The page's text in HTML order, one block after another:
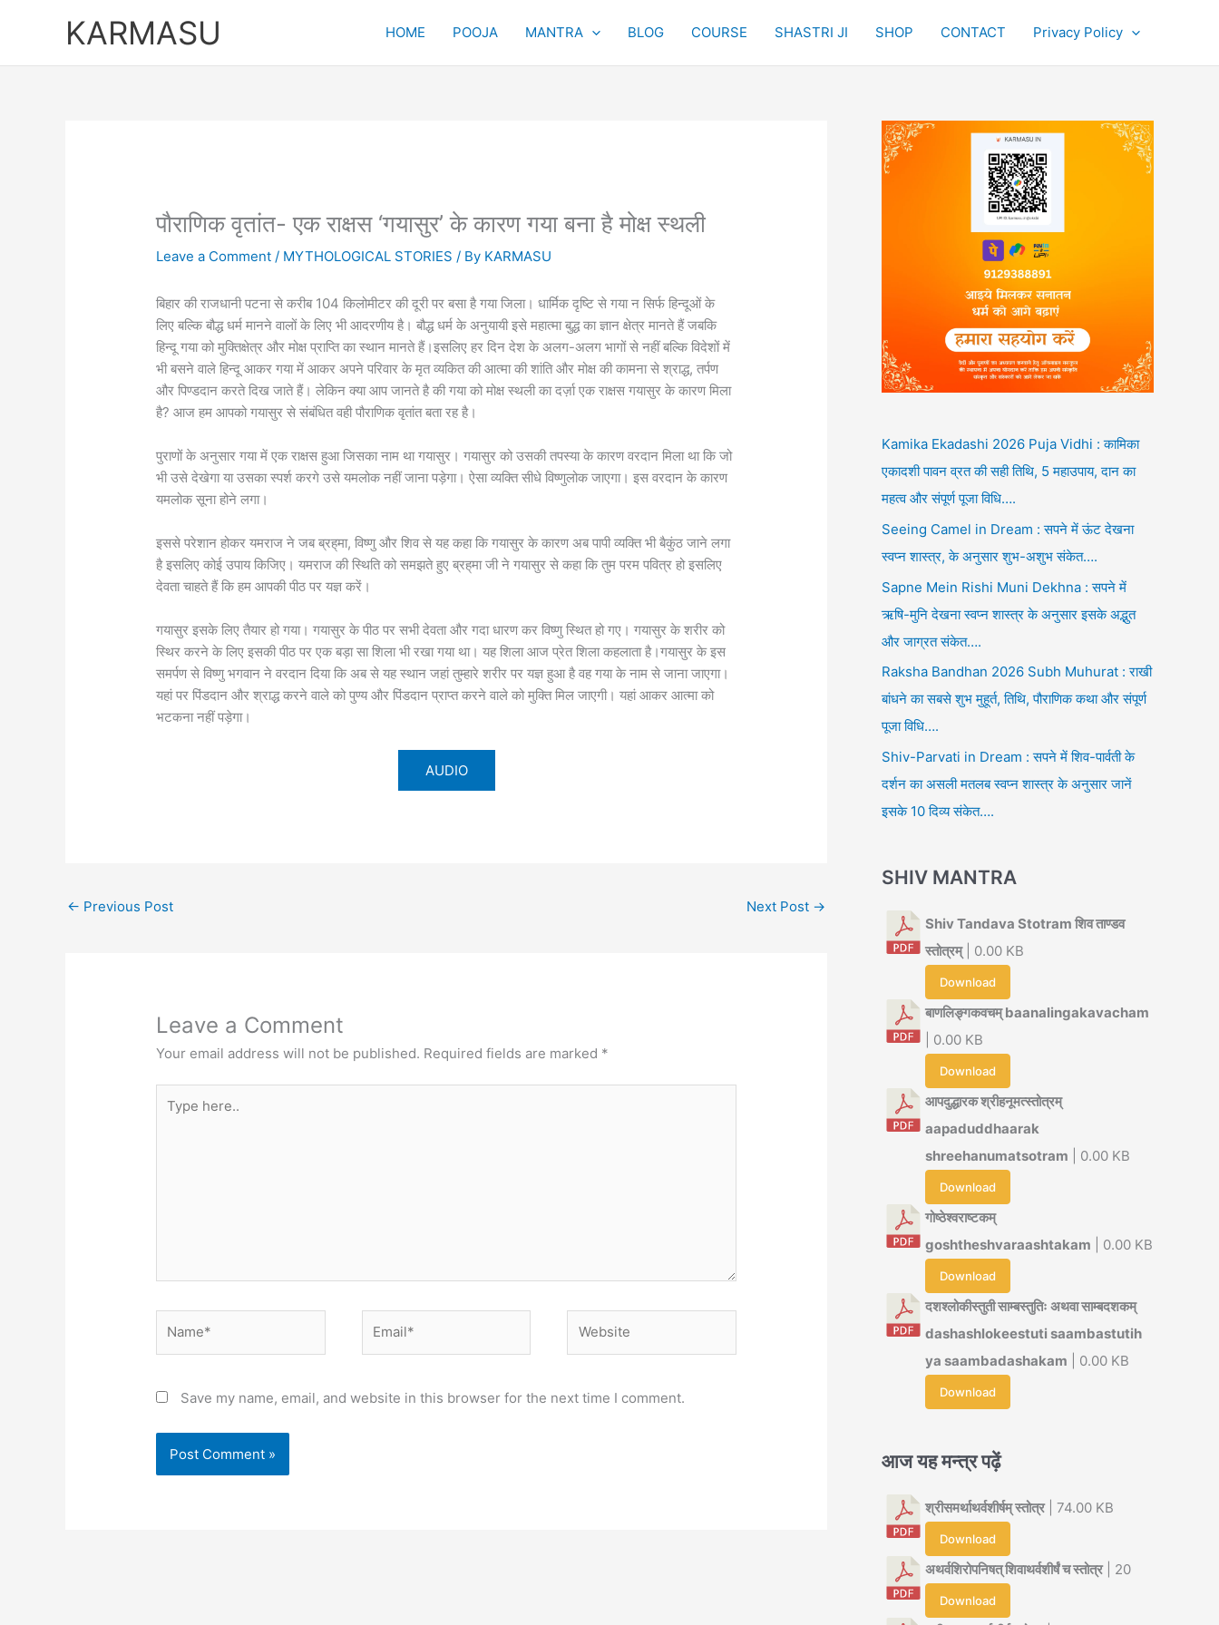
KARMASU HOME POOJA MANTRA BLOG COURSE SHASTRI JI SHOP CONTACT Privacy Policy
पौराणिक वृतांत- एक राक्षस ‘गयासुर’ के कारण गया बना है मोक्ष स्‍थली
Leave a Comment / MYTHOLOGICAL STORIES / By KARMASU
बिहार की राजधानी पटना से करीब 104 किलोमीटर की दूरी पर बसा है गया जिला। धार्मिक दृष्टि से गया न सिर्फ हिन्दूओं के
लिए बल्कि बौद्ध धर्म मानने वालों के लिए भी आदरणीय है। बौद्ध धर्म के अनुयायी इसे महात्मा बुद्ध का ज्ञान क्षेत्र मानते हैं जबकि
हिन्दू गया को मुक्तिक्षेत्र और मोक्ष प्राप्ति का स्थान मानते हैं।इसलिए हर दिन देश के अलग-अलग भागों से नहीं बल्कि विदेशों में
भी बसने वाले हिन्दू आकर गया में आकर अपने परिवार के मृत व्यकित की आत्मा की शांति और मोक्ष की कामना से श्राद्ध, तर्पण
और पिण्डदान करते दिख जाते हैं। लेकिन क्या आप जानते है की गया को मोक्ष स्थली का दर्ज़ा एक राक्षस गयासुर के कारण मिला
है? आज हम आपको गयासुर से संबंधित वही पौराणिक वृतांत बता रह है।
पुराणों के अनुसार गया में एक राक्षस हुआ ज‌िसका नाम था गयासुर। गयासुर को उसकी तपस्या के कारण वरदान म‌िला था क‌ि जो
भी उसे देखेगा या उसका स्पर्श करगे उसे यमलोक नहीं जाना पड़ेगा। ऐसा व्यक्त‌ि सीधे व‌िष्‍णुलोक जाएगा। इस वरदान के कारण
यमलोक सूना होने लगा।
इससे परेशान होकर यमराज ने जब ब्रह‍्मा, व‌िष्णु और शिव से यह कहा क‌ि गयासुर के कारण अब पापी व्यक्त‌ि भी बैकुंठ जाने लगा
है इसल‌िए कोई उपाय क‌िज‌िए। यमराज की स्‍थ‌ित‌ि को समझते हुए ब्रह‍्मा जी ने गयासुर से कहा क‌ि तुम परम पव‌ित्र हो इसल‌िए
देवता चाहते हैं क‌ि हम आपकी पीठ पर यज्ञ करें।
गयासुर इसके ल‌िए तैयार हो गया। गयासुर के पीठ पर सभी देवता और गदा धारण कर व‌िष्‍णु स्‍थ‌ित हो गए। गयासुर के शरीर को
स्‍थ‌िर करने के ल‌िए इसकी पीठ पर एक बड़ा सा श‌िला भी रखा गया था। यह श‌िला आज प्रेत श‌िला कहलाता है।गयासुर के इस
समर्पण से व‌िष्‍णु भगवान ने वरदान द‌िया क‌ि अब से यह स्‍थान जहां तुम्हारे शरीर पर यज्ञ हुआ है वह गया के नाम से जाना जाएगा।
यहां पर प‌िंडदान और श्राद्ध करने वाले को पुण्य और प‌िंडदान प्राप्त करने वाले को मुक्त‌ि म‌िल जाएगी। यहां आकर आत्मा को
भटकना नहीं पड़ेगा।
AUDIO
← Previous Post Next Post →
Leave a Comment
Your email address will not be published. Required fields are marked *
here..
Save my name, email, and website in this browser for the next time I comment.
Kamika Ekadashi 2026 Puja Vidhi : कामिका
एकादशी पावन व्रत की सही तिथि, 5 महाउपाय, दान का
महत्व और संपूर्ण पूजा विधि….
Seeing Camel in Dream : सपने में ऊंट देखना
स्वप्न शास्त्र, के अनुसार शुभ-अशुभ संकेत….
Sapne Mein Rishi Muni Dekhna : सपने में
ऋषि-मुनि देखना स्वप्न शास्त्र के अनुसार इसके अद्भुत
और जाग्रत संकेत….
Raksha Bandhan 2026 Subh Muhurat : राखी
बांधने का सबसे शुभ मुहूर्त, तिथि, पौराणिक कथा और संपूर्ण
पूजा विधि….
Shiv-Parvati in Dream : सपने में शिव-पार्वती के
दर्शन का असली मतलब स्वप्न शास्त्र के अनुसार जानें
इसके 10 दिव्य संकेत….
SHIV MANTRA
Shiv Tandava Stotram शिव ताण्डव
स्तोत्रम्| 0.00 KB
Download
बाणलिङ्गकवचम् baanalingakavacham
| 0.00 KB
Download
आपदुद्धारक श्रीहनूमत्स्तोत्रम्
aapaduddhaarak
shreehanumatsotram | 0.00 KB
Download
गोष्ठेश्वराष्टकम्
goshtheshvaraashtakam | 0.00 KB
Download
दशश्लोकीस्तुती साम्बस्तुतिः अथवा साम्बदशकम्
dashashlokeestuti saambastutih
ya saambadashakam | 0.00 KB
Download
आज यह मन्त्र पढ़ें
श्रीसमर्थाथर्वशीर्षम् स्तोत्र| 74.00 KB
Download
अथर्वशिरोपनिषत् शिवाथर्वशीर्षं च स्तोत्र| 20
Download